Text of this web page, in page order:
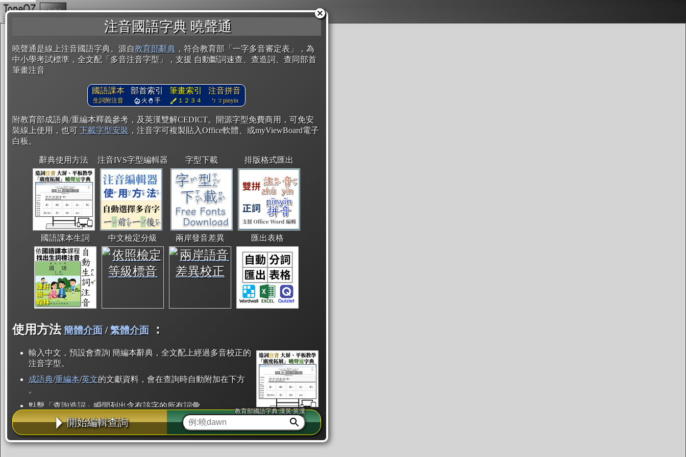
注音國語字典 曉聲通
曉聲通是線上注音國語字典。源自教育部辭典 ，符合教育部「一字多音審定表」，為
中小學考試標準，全文配「多音注音字型」，支援 自動斷詞速查、查造詞、查同部首
筆畫注音
國語課本
生詞附注音
部首索引
火 手
筆畫索引
１２３４
注音拼音
ㄅㄆpinyin
附教育部成語典/重編本釋義參考，及英漢雙解CEDICT。開源字型免費商用，可免安
裝線上使用，也可 下載字型安裝 ，注音字可複製貼入Office軟體、或myViewBoard電子
白板。
辭典使用方法 注音IVS字型編輯器 字型下載 排版格式匯出
國語課本生詞 中文檢定分級 兩岸發音差異 匯出表格
使用方法 簡體介面/繁體介面 ：
輸入中文，預設會查詢 簡編本辭典，全文配上經過多音校正的
注音字型。
成語典/重編本/英文的文獻資料，會在查詢時自動附加在下方
。
點擊「查詢造詞」瞬間列出含有該字的所有詞彙。
點「部首」瞬間列出所有「同部首字」。也支援查詢「同注音」或「同筆畫」。
辭典解釋的全文都經過自動斷詞，點擊便可瞬間「連續查詢」此字詞的解釋，不
用手動重複輸入。
開始編輯查詢
教育部國語字典·漢英·英漢
複製